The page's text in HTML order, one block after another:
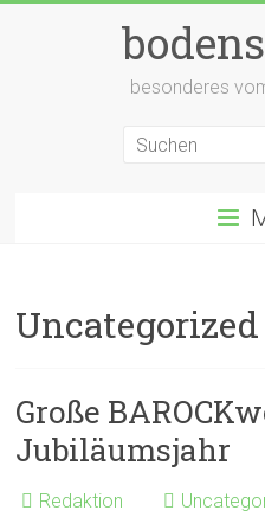
besonderes
Uncategorized
Große
Jubiläumsjahr
Redaktion